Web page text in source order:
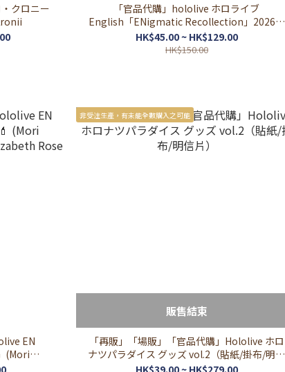
クロニー
「官品代購」hololive ホロライブ
English「ENigmatic Recollection」2026年
ver.周邊
HK$45.00 ~ HK$129.00
HK$150.00
EN
(Mori
Rose
非受注生產，有未能全數購入之可能
販售結束
「再販」「場販」「官品代購」Hololive ホロ
ナツパラダイス グッズ vol.2（貼紙/掛布/明信
片）
HK$39.00 ~ HK$279.00